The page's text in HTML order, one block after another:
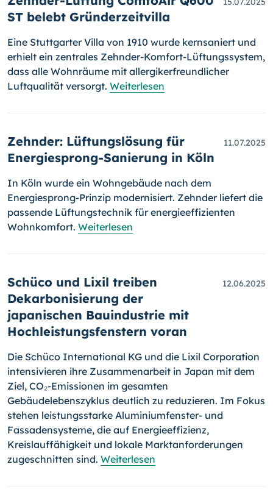
ST belebt Gründerzeitvilla
Eine Stuttgarter Villa von 1910 wurde kernsaniert und
erhielt ein zentrales Zehnder-Komfort-Lüftungssystem,
dass alle Wohnräume mit allergikerfreundlicher
Luftqualität versorgt. Weiterlesen
Zehnder: Lüftungslösung für
Energiesprong-Sanierung in Köln
11.07.2025
In Köln wurde ein Wohngebäude nach dem
Energiesprong-Prinzip modernisiert. Zehnder liefert die
passende Lüftungstechnik für energieeffizienten
Wohnkomfort. Weiterlesen
Schüco und Lixil treiben
Dekarbonisierung der
japanischen Bauindustrie mit
Hochleistungsfenstern voran
12.06.2025
Die Schüco International KG und die Lixil Corporation
intensivieren ihre Zusammenarbeit in Japan mit dem
Ziel, CO₂-Emissionen im gesamten
Gebäudelebenszyklus deutlich zu reduzieren. Im Fokus
stehen leistungsstarke Aluminiumfenster- und
Fassadensysteme, die auf Energieeffizienz,
Kreislauffähigkeit und lokale Marktanforderungen
zugeschnitten sind. Weiterlesen